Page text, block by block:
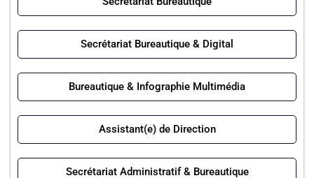
Secrétariat Bureautique & Digital
Bureautique & Infographie Multimédia
Assistant(e) de Direction
Secrétariat Administratif & Bureautique